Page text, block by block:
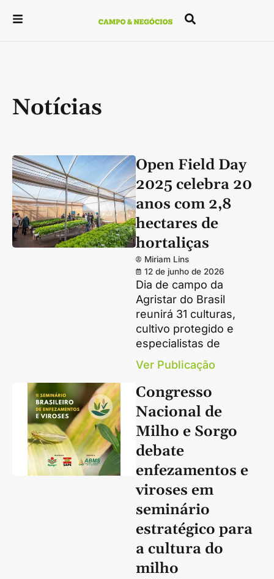
Notícias
Open Field Day
2025 celebra 20
anos com 2,8
hectares de
hortaliças
Miriam Lins
12 de junho de 2026
Dia de campo da
Agristar do Brasil
reunirá 31 culturas,
cultivo protegido e
especialistas de
Ver Publicação
Congresso
Nacional de
Milho e Sorgo
debate
enfezamentos e
viroses em
seminário
estratégico para
a cultura do
milho